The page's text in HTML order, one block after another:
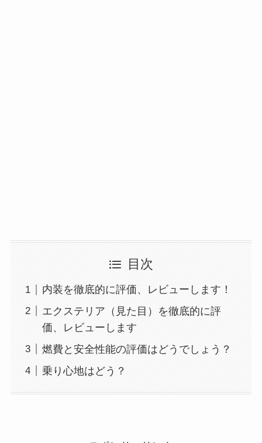
目次
内装を徹底的に評価、レビューします！
エクステリア（見た目）を徹底的に評
価、レビューします
燃費と安全性能の評価はどうでしょう？
乗り心地はどう？